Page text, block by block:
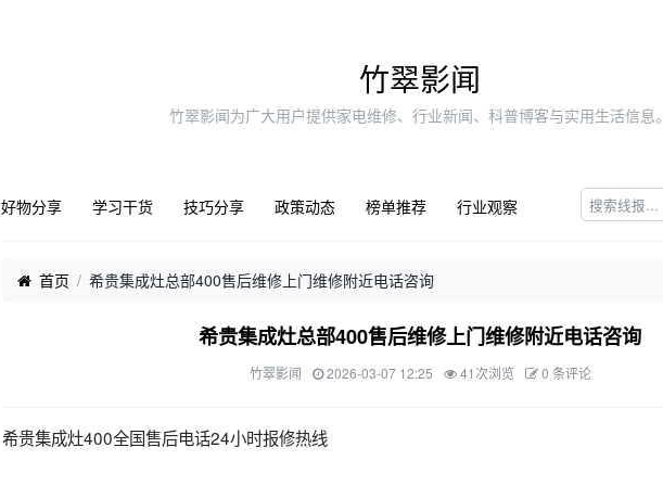
竹翠影闻
竹翠影闻为广大用户提供家电维修、行业新闻、科普博客与实用生活信息
好物分享 学习干货 技巧分享 政策动态 榜单推荐 行业观察
首页 希贵集成灶总部400售后维修上门维修附近电话咨询
希贵集成灶总部400售后维修上门维修附近电话咨询
竹翠影闻 2026-03-07 12:25 41次浏览 0 条评论
希贵集成灶400全国售后电话24小时报修热线